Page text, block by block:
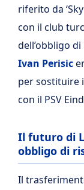
riferito da
con il club
dell’obbligo
Ivan Perisic
per sostituire
con il PSV
Il futuro di
obbligo di
Il